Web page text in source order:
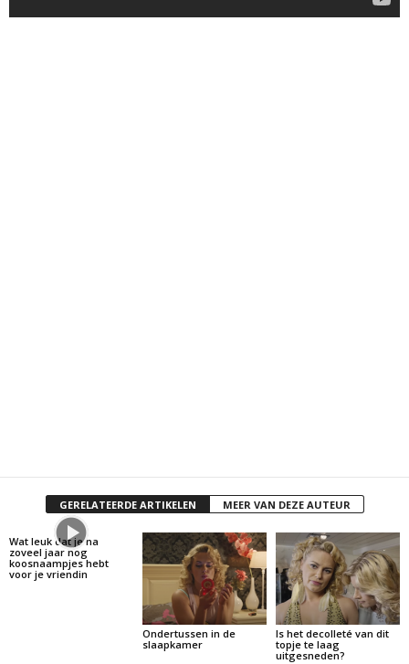
GERELATEERDE ARTIKELEN MEER VAN DEZE AUTEUR
Wat leuk dat je na
zoveel jaar nog
koosnaampjes hebt
voor je vriendin
Ondertussen in de
slaapkamer
Is het decolleté van dit
topje te laag
uitgesneden?